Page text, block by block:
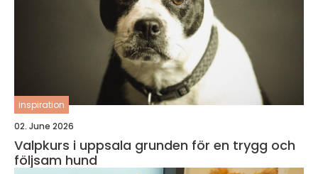
inspiration
02. June 2026
Valpkurs i uppsala grunden för en trygg och
följsam hund